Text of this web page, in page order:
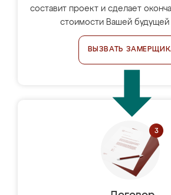
составит проект и сделает
стоимости Вашей
ВЫЗВАТЬ